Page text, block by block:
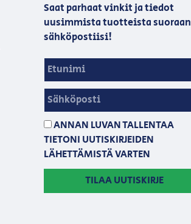
Saat parhaat vinkit ja tiedot
uusimmista tuotteista suoraan
sähköpostiisi!
ANNAN LUVAN TALLENTAA
TIETONI UUTISKIRJEIDEN
LÄHETTÄMISTÄ VARTEN
TILAA UUTISKIRJE